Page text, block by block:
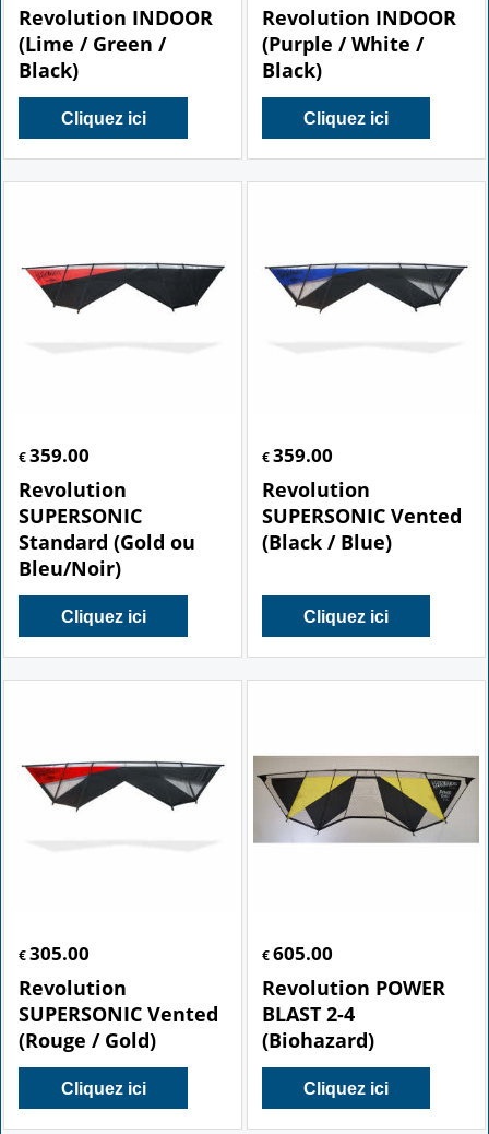
Revolution INDOOR
(Lime / Green /
Black)
Cliquez ici
Revolution INDOOR
(Purple / White /
Black)
Cliquez ici
€ 359.00
Revolution
SUPERSONIC
Standard (Gold ou
Bleu/Noir)
Cliquez ici
€359.00
Revolution
SUPERSONIC Vented
(Black / Blue)
Cliquez ici
€ 305.00
Revolution
SUPERSONIC Vented
(Rouge / Gold)
Cliquez ici
€605.00
Revolution POWER
BLAST 2-4
(Biohazard)
Cliquez ici